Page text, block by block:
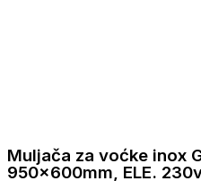
Muljača za voćke inox
950x600mm, ELE.